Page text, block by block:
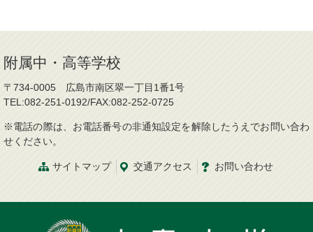
附属中・高等学校
〒734-0005 広島市南区翠一丁目1番1号
TEL:082-251-0192/FAX:082-252-0725
※電話の際は、お電話番号の非通知設定を解除したうえでお問い合わ
せください。
サイトマップ 交通アクセス お問い合わせ